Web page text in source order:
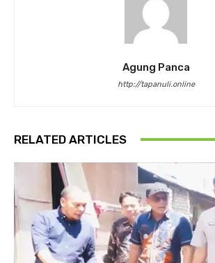
Agung Panca
http://tapanuli.online
RELATED ARTICLES